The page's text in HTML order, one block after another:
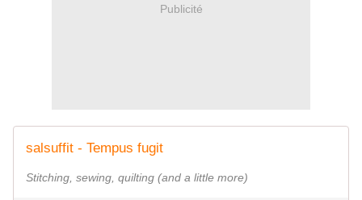
Publicité
salsuffit - Tempus fugit
Stitching, sewing, quilting (and a little more)